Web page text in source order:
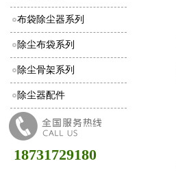
布袋除尘器系列
除尘布袋系列
除尘骨架系列
除尘器配件
18731729180